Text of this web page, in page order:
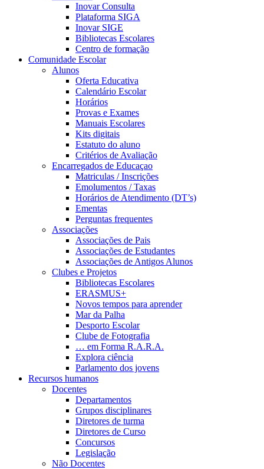
Inovar Consulta
Plataforma SIGA
Inovar SIGE
Bibliotecas Escolares
Centro de formação
Comunidade Escolar
Alunos
Oferta Educativa
Calendário Escolar
Horários
Provas e Exames
Manuais Escolares
Kits digitais
Estatuto do aluno
Critérios de Avaliação
Encarregados de Educaçao
Matriculas / Inscrições
Emolumentos / Taxas
Horários de Atendimento (DT’s)
Ementas
Perguntas frequentes
Associações
Associações de Pais
Associações de Estudantes
Associações de Antigos Alunos
Clubes e Projetos
Bibliotecas Escolares
ERASMUS+
Novos tempos para aprender
Mar da Palha
Desporto Escolar
Clube de Fotografia
… em Forma R.A.R.A.
Explora ciência
Parlamento dos jovens
Recursos humanos
Docentes
Departamentos
Grupos disciplinares
Diretores de turma
Diretores de Curso
Concursos
Legislação
Não Docentes